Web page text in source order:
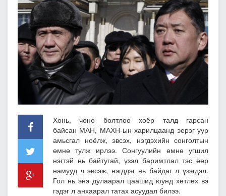
Хонь, чоно болтлоо хоёр талд гарсан
байсан МАН, МАХН-ын харилцаанд эерэг уур
амьсгал ноёлж, эвсэх, нэгдэхийн сонголтын
өмнө тулж ирлээ. Сонгуулийн өмнө угшил
нэгтэй нь байтугай, үзэл баримтлал тэс өөр
намууд ч эвсэж, нэгддэг нь байдаг л үзэгдэл.
Гол нь энэ дулаарал цаашид юунд хөтлөх вэ
гэдэг л анхаарал татах асуудал билээ.